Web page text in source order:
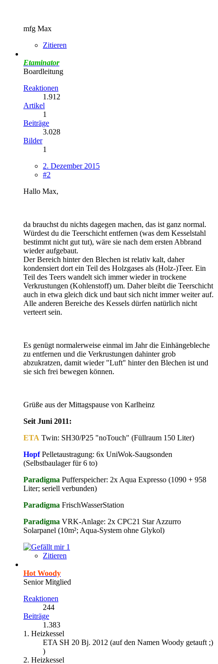
mfg Max
Zitieren
Etaminator
Boardleitung
Reaktionen
1.912
Artikel
1
Beiträge
3.028
Bilder
1
2. Dezember 2015
#2
Hallo Max,
da brauchst du nichts dagegen machen, das ist ganz normal.
Würdest du die Teerschicht entfernen (was dem Kesselstahl
bestimmt nicht gut tut), wäre sie nach dem ersten Abbrand
wieder aufgebaut.
Der Bereich hinter den Blechen ist relativ kalt, daher
kondensiert dort ein Teil des Holzgases als (Holz-)Teer. Ein
Teil des Teers wandelt sich immer wieder in trockene
Verkrustungen (Kohlenstoff) um. Daher bleibt die Teerschicht
auch in etwa gleich dick und baut sich nicht immer weiter auf.
Alle anderen Bereiche des Kessels dürfen natürlich nicht
verteert sein.
Es genügt normalerweise einmal im Jahr die Einhängebleche
zu entfernen und die Verkrustungen dahinter grob
abzukratzen, damit wieder "Luft" hinter den Blechen ist und
sie sich frei bewegen können.
Grüße aus der Mittagspause von Karlheinz
Seit Juni 2011:
ETA Twin: SH30/P25 "noTouch" (Füllraum 150 Liter)
HopfPelletaustragung: 6x UniWok-Saugsonden
(Selbstbaulager für 6 to)
Paradigma Pufferspeicher: 2x Aqua Expresso (1090 + 958
Liter; seriell verbunden)
Paradigma FrischWasserStation
Paradigma VRK-Anlage: 2x CPC21 Star Azzurro
Solarpanel (10m²; Aqua-System ohne Glykol)
1
Zitieren
Hot Woody
Senior Mitglied
Reaktionen
244
Beiträge
1.383
1. Heizkessel
ETA SH 20 Bj. 2012 (auf den Namen Woody getauft ;)
)
2. Heizkessel